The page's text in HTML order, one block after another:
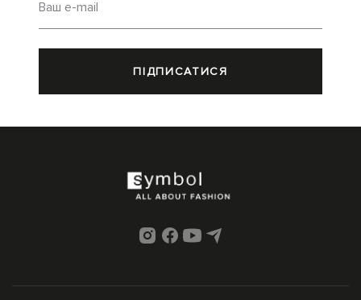
Ваш e-mail
ПІДПИСАТИСЯ